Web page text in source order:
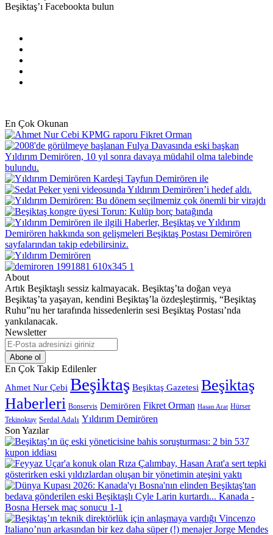
Beşiktaş’ı Facebookta bulun
En Çok Okunan
About
Artık Beşiktaşlı sessiz kalmayacak. Beşiktaş’ta doğan veya
Beşiktaş’ta yaşayan, kendini Beşiktaş’la özdeşleştirmiş, “Beşiktaş
Ruhu”nu her tarafında hissedenlerin sesi Beşiktaş Postası’nda
yankılanacak.
Newsletter
E-
Posta
adresinizi
giriniz
En Çok Takip Edilenler
Ahmet Nur Çebi Beşiktaş Beşiktaş Gazetesi Beşiktaş
Haberleri Bonservis Demirören Fikret Orman Hasan Arat Hürser
Tekinoktay Serdal Adalı Yıldırım Demirören
Son Yazılar